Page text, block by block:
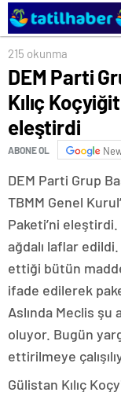
215 okunma
DEM Parti
Kılıç
eleştirdi
ABONE OL
DEM Parti Grup
TBMM Genel
Paketi’ni
ağdalı laflar
ettiği bütün
ifade edilerek
Aslında Meclis şu
oluyor. Bugün
ettirilmeye
Gülistan Kılıç